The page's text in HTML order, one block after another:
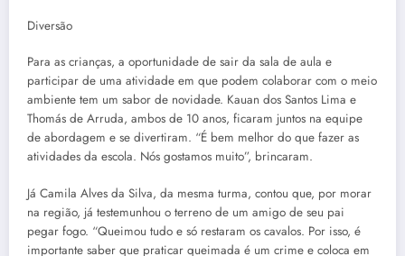
Diversão
Para as crianças, a oportunidade de sair da sala de aula e
participar de uma atividade em que podem colaborar com o meio
ambiente tem um sabor de novidade. Kauan dos Santos Lima e
Thomás de Arruda, ambos de 10 anos, ficaram juntos na equipe
de abordagem e se divertiram. “É bem melhor do que fazer as
atividades da escola. Nós gostamos muito”, brincaram.
Já Camila Alves da Silva, da mesma turma, contou que, por morar
na região, já testemunhou o terreno de um amigo de seu pai
pegar fogo. “Queimou tudo e só restaram os cavalos. Por isso, é
importante saber que praticar queimada é um crime e coloca em